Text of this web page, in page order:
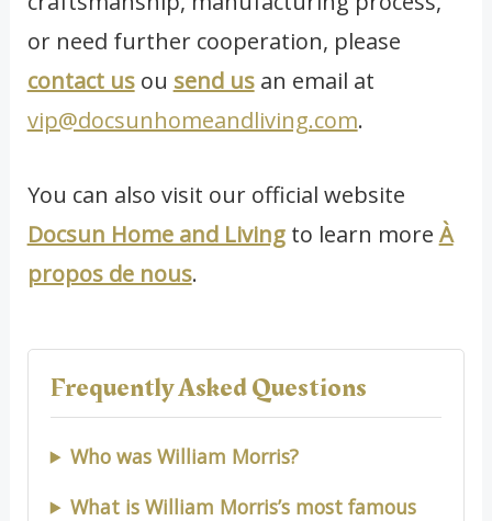
or need further cooperation, please
contact usou send usan email at
vip@docsunhomeandliving.com.
You can also visit our official website
Docsun Home and Livingto learn more À
propos de nous.
Frequently Asked Questions
Who was William Morris?
What is William Morris’s most famous